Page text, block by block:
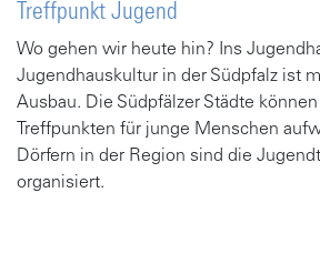
Treffpunkt Jugend
Wo gehen wir heute hin? Ins
Jugendhauskultur in der Südpfalz ist
Ausbau. Die Südpfälzer Städte
Treffpunkten für junge Menschen
Dörfern in der Region sind die
organisiert.